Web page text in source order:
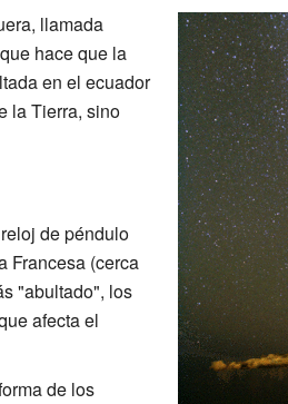
llamada
hace que la
en el ecuador
la Tierra, sino
de péndulo
Francesa (cerca
"abultado", los
afecta el
de los